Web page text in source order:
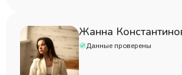
так, что ты уже не сможешь
жизнь без него! Мы будем
выстраивать ежедневные диалоги,
фильмы и слушать песни, дружить с
Жанна
Данные проверены